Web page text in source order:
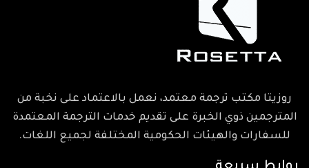
روزيتا مكتب ترجمة معتمد، نعمل بالاعتماد على نخبة من
المترجمين ذوي الخبرة على تقديم خدمات الترجمة المعتمدة
للسفارات والهيئات الحكومية المختلفة لجميع اللغات.